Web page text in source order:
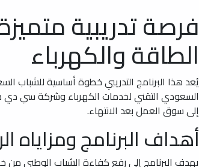
فرصة تدريبية
الطاقة والكهرباء
يُعد هذا البرنامج التدريبي خطوة أساسية للشباب
السعودي التقني لخدمات الكهرباء وشركة سي دي
إلى سوق العمل بعد الانتهاء.
أهداف البرنامج ومزاياه